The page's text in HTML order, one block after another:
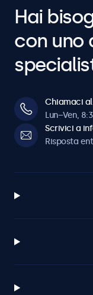
Hai
con uno
Chiamaci al
Lun–Ven,
Scrivici a
Risposta